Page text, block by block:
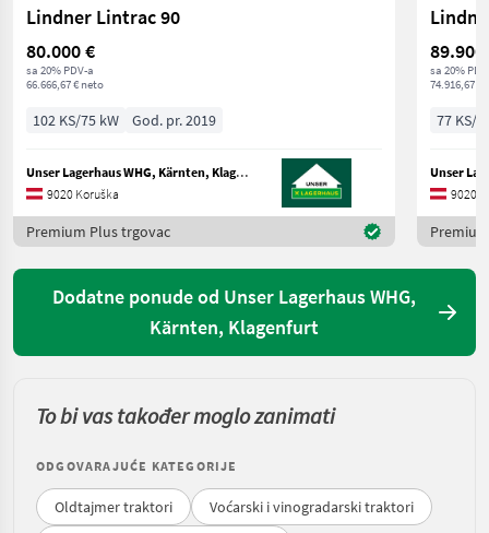
Lindner Lintrac 90
80.000 €
sa 20% PDV-a
66.666,67 € neto
102 KS/75 kW God. pr. 2019
Unser Lagerhaus WHG, Kärnten, Klagenfurt
9020 Koruška
Premium Plus trgovac
89.900
sa 20%
74.916,67 €
77 KS/
9020
Dodatne ponude od Unser Lagerhaus WHG,
Kärnten, Klagenfurt
To bi vas također moglo zanimati
ODGOVARAJUĆE KATEGORIJE
Oldtajmer traktori
Voćarski i vinogradarski traktori